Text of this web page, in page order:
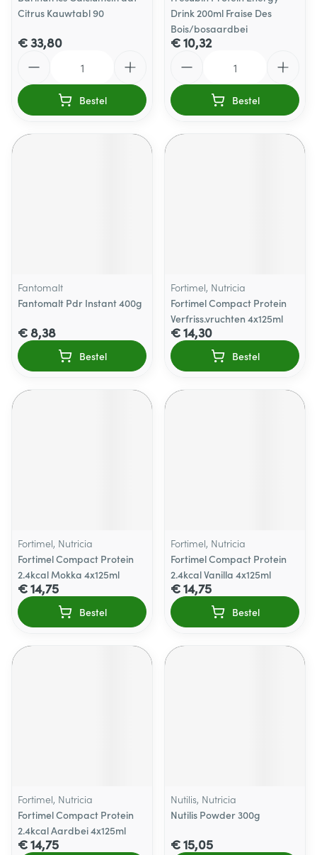
Citrus Kauwtabl 90
€ 33,80
Bestel
Drink 200ml Fraise Des
Bois/bosaardbei
€ 10,32
Bestel
Fantomalt
Fantomalt Pdr Instant 400g
€ 8,38
Bestel
Fortimel, Nutricia
Fortimel Compact Protein
Verfriss.vruchten 4x125ml
€ 14,30
Bestel
Fortimel, Nutricia
Fortimel Compact Protein
2.4kcal Mokka 4x125ml
€ 14,75
Bestel
Fortimel, Nutricia
Fortimel Compact Protein
2.4kcal Vanilla 4x125ml
€ 14,75
Bestel
Fortimel, Nutricia
Fortimel Compact Protein
2.4kcal Aardbei 4x125ml
€ 14,75
Nutilis, Nutricia
Nutilis Powder 300g
€ 15,05